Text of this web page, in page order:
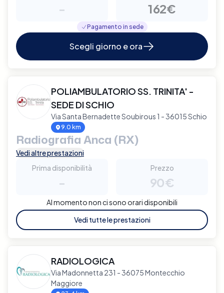
- 162€
Pagamento in sede
Scegli giorno e ora
POLIAMBULATORIO SS. TRINITA' -
SEDE DI SCHIO
Via Santa Bernadette Soubirous 1 - 36015 Schio
9.0 km
Radiografia Anca (RX)
Vedi altre prestazioni
Prima disponibilità
-
Prezzo
90€
Al momento non ci sono orari disponibili
Vedi tutte le prestazioni
RADIOLOGICA
Via Madonnetta 231 - 36075 Montecchio
Maggiore